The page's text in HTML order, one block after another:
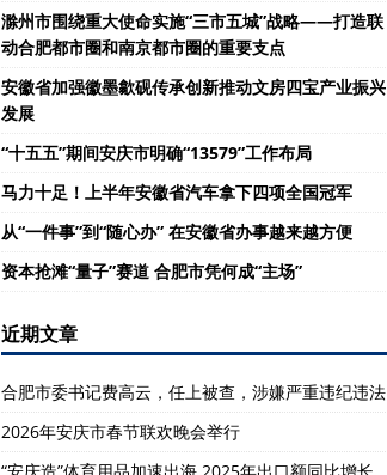
滁州市围绕重大使命实施“三市五城”战略——打造联
动合肥都市圈和南京都市圈的重要支点
安徽省加强徽墨歙砚传承创新推动文房四宝产业振兴
发展
“十五五”期间安庆市明确“13579”工作布局
马力十足！上半年安徽省汽车拿下四项全国冠军
从“一件事”到“随心办” 在安徽省办事越来越方便
资本抢滩“量子”赛道 合肥市凭何成“主场”
近期文章
合肥市委书记费高云，任上被查，涉嫌严重违纪违法
2026年安庆市春节联欢晚会举行